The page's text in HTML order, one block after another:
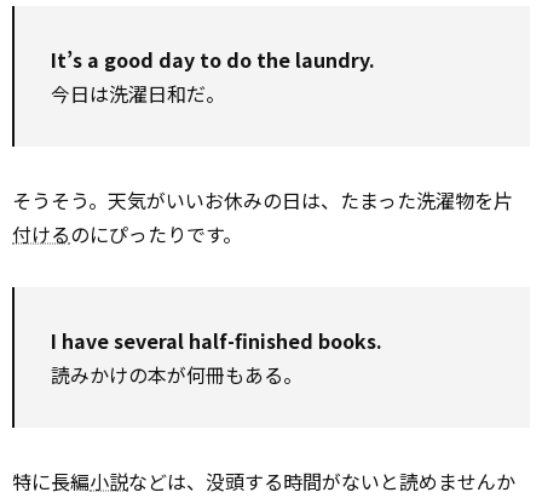
It’s a good day to do the laundry.
今日は洗濯日和だ。
そうそう。天気がいいお休みの日は、たまった洗濯物を片
付けるのにぴったりです。
I have several half-finished books.
読みかけの本が何冊もある。
特に長編小説などは、没頭する時間がないと読めませんか